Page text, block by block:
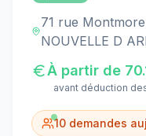
71 rue
NOUVELLE D
À partir de
avant déduction
10 demandes